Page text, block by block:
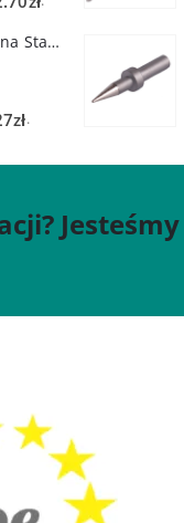
Quick TR-1 Inteligentna Przenośna Stacja Hot-Air
zł.